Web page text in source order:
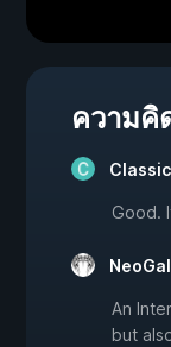
ความคิ
Good.
An
but